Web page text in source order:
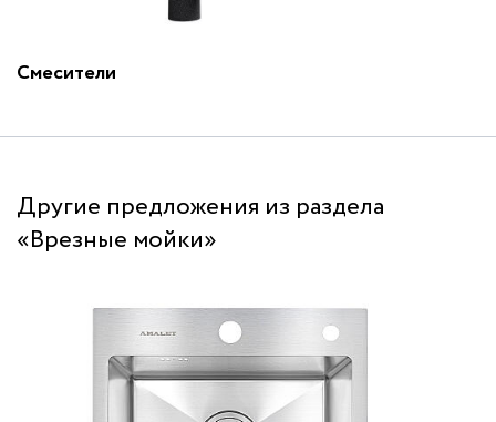
Смесители
Другие предложения из раздела
«Врезные мойки»